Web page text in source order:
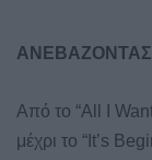
Από το “All I
μέχρι το “It’s